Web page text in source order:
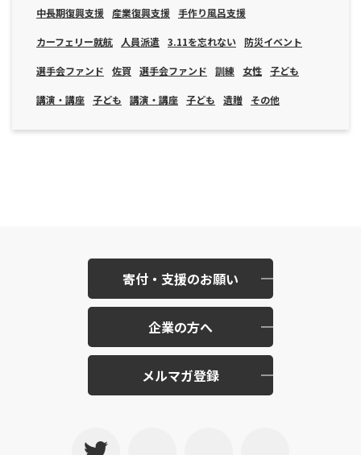
中長期復興支援 産業復興支援 手作り風呂支援
カーフェリー就航 人員派遣 3.11を忘れない 防災イベント
選手会ファンド 佐賀 選手会ファンド 訓練 女性 子ども
講演・講座 子ども 講演・講座 子ども 遺贈 その他
寄付・支援のお願い
企業の方へ
メルマガ登録